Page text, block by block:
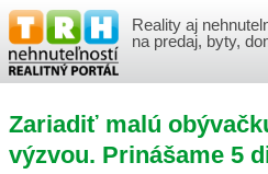
Reality aj
na predaj, byty,
NEHNUTEĽNOSTI
BYTY
VLOŽIŤ NEHNUTEĽNOSTI
Zariadiť malú
výzvou. Prinášame 5